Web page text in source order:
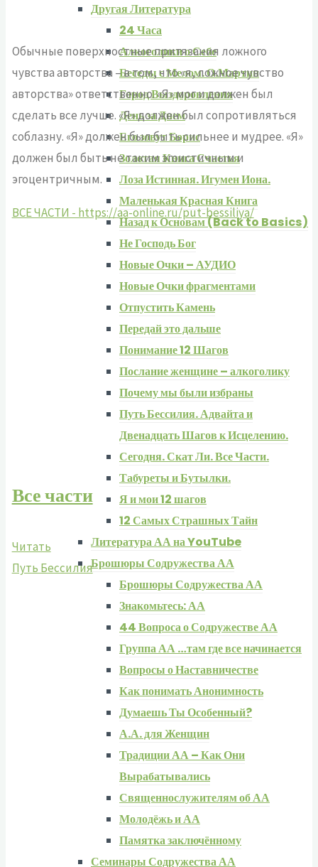
Другая Литература
24 Часа
Алкоголики о Себе
Беседы с Мелом. О.Мартин
Город Выздоровления
День за Днем
Его зовут Борис
Золотая Книга Счастья
Лоза Истинная. Игумен Иона.
Маленькая Красная Книга
Назад к Основам (Back to Basics)
Не Господь Бог
Новые Очки – АУДИО
Новые Очки фрагментами
Отпустить Камень
Передай это дальше
Понимание 12 Шагов
Послание женщине – алкоголику
Почему мы были избраны
Путь Бессилия. Адвайта и
Двенадцать Шагов к Исцелению.
Сегодня. Скат Ли. Все Части.
Табуреты и Бутылки.
Я и мои 12 шагов
12 Самых Страшных Тайн
Литература АА на YouTube
Брошюры Содружества АА
Брошюры Содружества АА
Знакомьтесь: АА
44 Вопроса о Содружестве АА
Группа АА …там где все начинается
Вопросы о Наставничестве
Как понимать Анонимность
Думаешь Ты Особенный?
А.А. для Женщин
Традиции АА – Как Они
Вырабатывались
Священнослужителям об АА
Молодёжь и АА
Памятка заключённому
Семинары Содружества АА
Обычные поверхностные притязания ложного
чувства авторства – в том, что «я, ложное чувство
авторства» ответственно. «Я» мог и должен был
сделать все лучше. «Я» должен был сопротивляться
соблазну. «Я» должен был быть сильнее и мудрее. «Я»
должен был быть не таким эгоистичным и
эгоцентричным.
ВСЕ ЧАСТИ - https://aa-online.ru/put-bessiliya/
Все части
Читать
Путь Бессилия